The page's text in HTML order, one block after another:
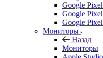
Google
Google
Google
Мониторы
Назад
Мониторы